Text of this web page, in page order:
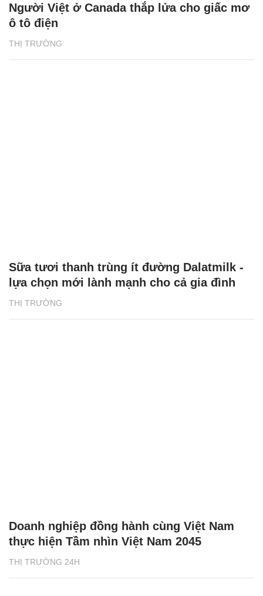
THỊ TRƯỜNG
Người Việt ở Canada thắp lửa cho giấc mơ
ô tô điện
THỊ TRƯỜNG
Sữa tươi thanh trùng ít đường Dalatmilk -
lựa chọn mới lành mạnh cho cả gia đình
THỊ TRƯỜNG 24H
Doanh nghiệp đồng hành cùng Việt Nam
thực hiện Tầm nhìn Việt Nam 2045